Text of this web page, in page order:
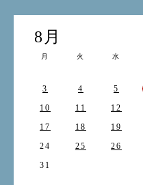
8月
月 火 水
3
4 5
10
11 12
17
18 19
24
25 26
31